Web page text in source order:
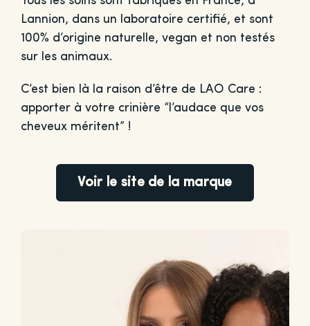
Lannion, dans un laboratoire certifié, et sont
100% d’origine naturelle, vegan et non testés
sur les animaux.
C’est bien là la raison d’être de LAO Care :
apporter à votre crinière “l’audace que vos
cheveux méritent” !
Voir le site de la marque